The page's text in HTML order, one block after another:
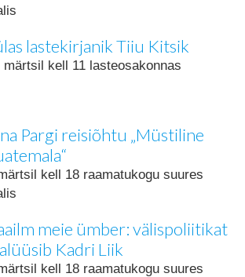
lastekirjanik Tiiu Kitsik
märtsil kell 11 lasteosakonnas
Pargi reisiõhtu „Müstiline
kell 18 raamatukogu suures
meie ümber: välispoliitikat
Kadri Liik
kell 18 raamatukogu suures